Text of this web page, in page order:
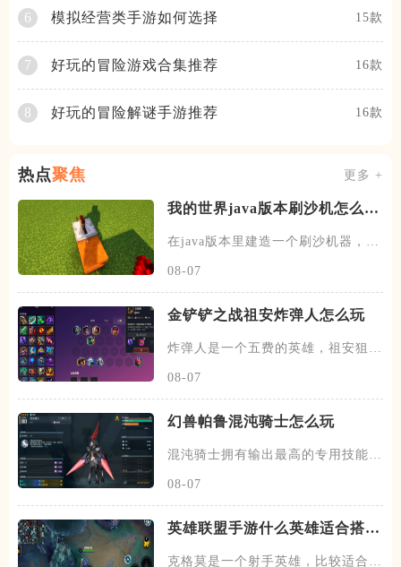
6 模拟经营类手游如何选择 15款
7 好玩的冒险游戏合集推荐 16款
8 好玩的冒险解谜手游推荐 16款
热点聚焦 更多 +
我的世界java版本刷沙机怎么建
在java版本里建造一个刷沙机器，首
08-07
金铲铲之战祖安炸弹人怎么玩
炸弹人是一个五费的英雄，祖安狙神
08-07
幻兽帕鲁混沌骑士怎么玩
混沌骑士拥有输出最高的专用技能双
08-07
英雄联盟手游什么英雄适合搭配
克格莫是一个射手英雄，比较适合走